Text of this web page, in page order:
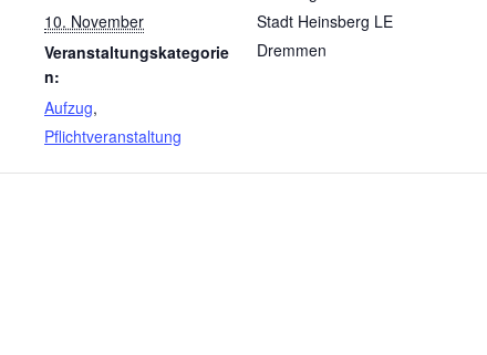
10. November
Veranstaltungskategorie
n:
Aufzug,
Pflichtveranstaltung
Stadt Heinsberg LE
Dremmen